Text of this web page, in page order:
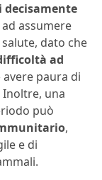
assumere
dato che
ad
avere paura di
una
può
,
e di